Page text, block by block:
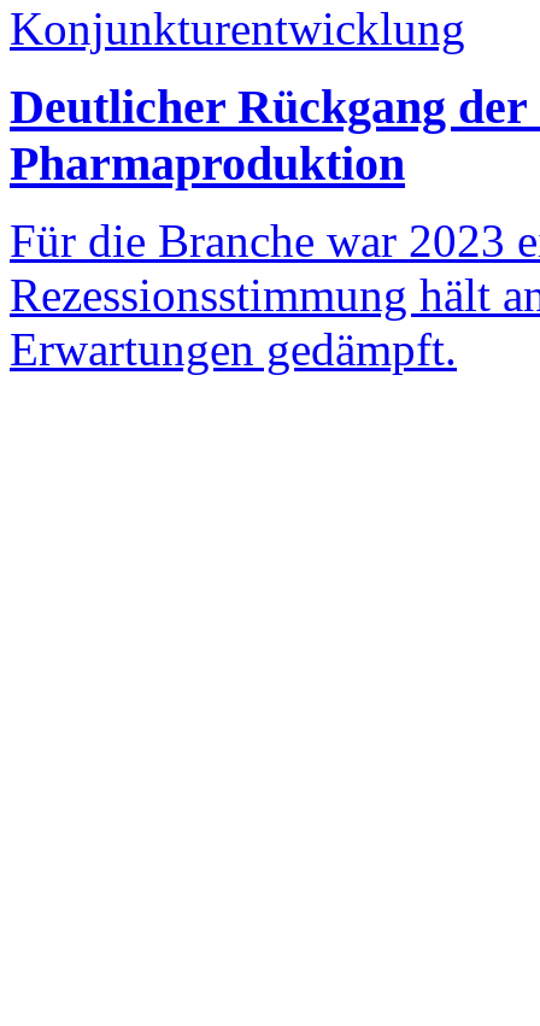
Konjunkturentwicklung
Deutlicher Rückgang
Pharmaproduktion
Für die Branche war 2023
Rezessionsstimmung hält
Erwartungen gedämpft.